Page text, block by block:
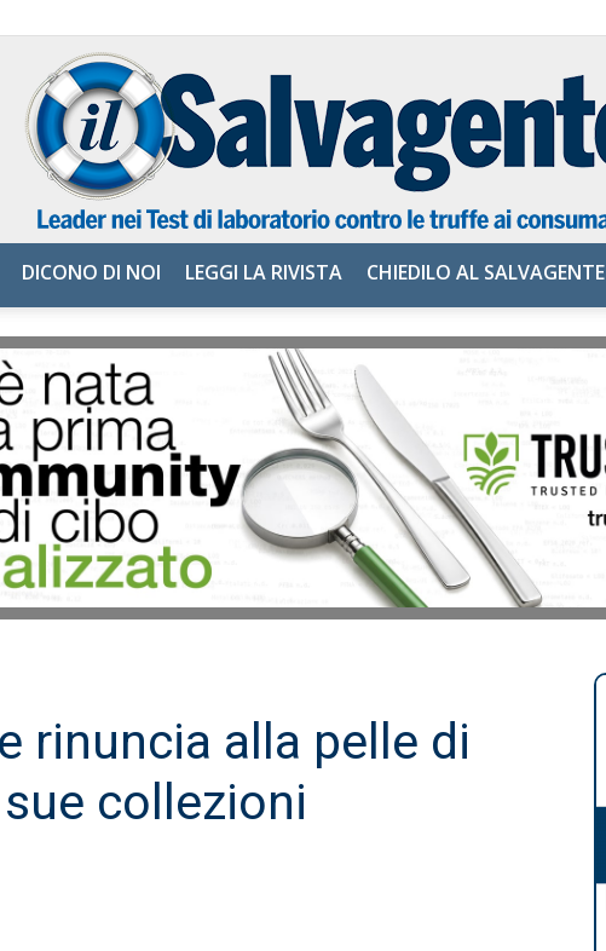
Salvagente
DICONO DI NOI LEGGI LA RIVISTA CHIEDILO AL SALVAGENTE
rinuncia alla pelle di
collezioni